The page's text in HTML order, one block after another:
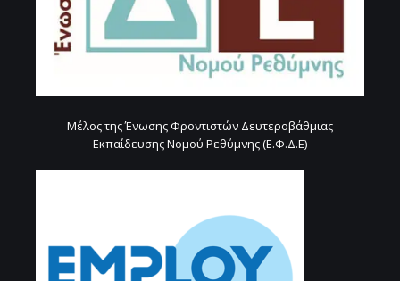
Μέλος της Ένωσης Φροντιστών Δευτεροβάθμιας
Εκπαίδευσης Νομού Ρεθύμνης (Ε.Φ.Δ.Ε)